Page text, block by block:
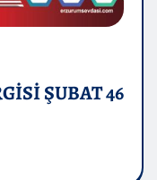
ŞUBAT 46